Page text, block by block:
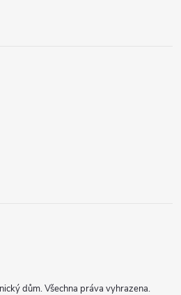
dům. Všechna práva vyhrazena.